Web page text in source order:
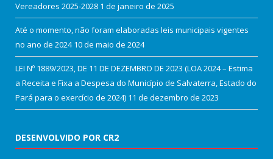
Vereadores 2025-2028 1 de janeiro de 2025
Até o momento, não foram elaboradas leis municipais vigentes
no ano de 2024 10 de maio de 2024
LEI Nº 1889/2023, DE 11 DE DEZEMBRO DE 2023 (LOA 2024 – Estima
a Receita e Fixa a Despesa do Município de Salvaterra, Estado do
Pará para o exercício de 2024) 11 de dezembro de 2023
DESENVOLVIDO POR CR2